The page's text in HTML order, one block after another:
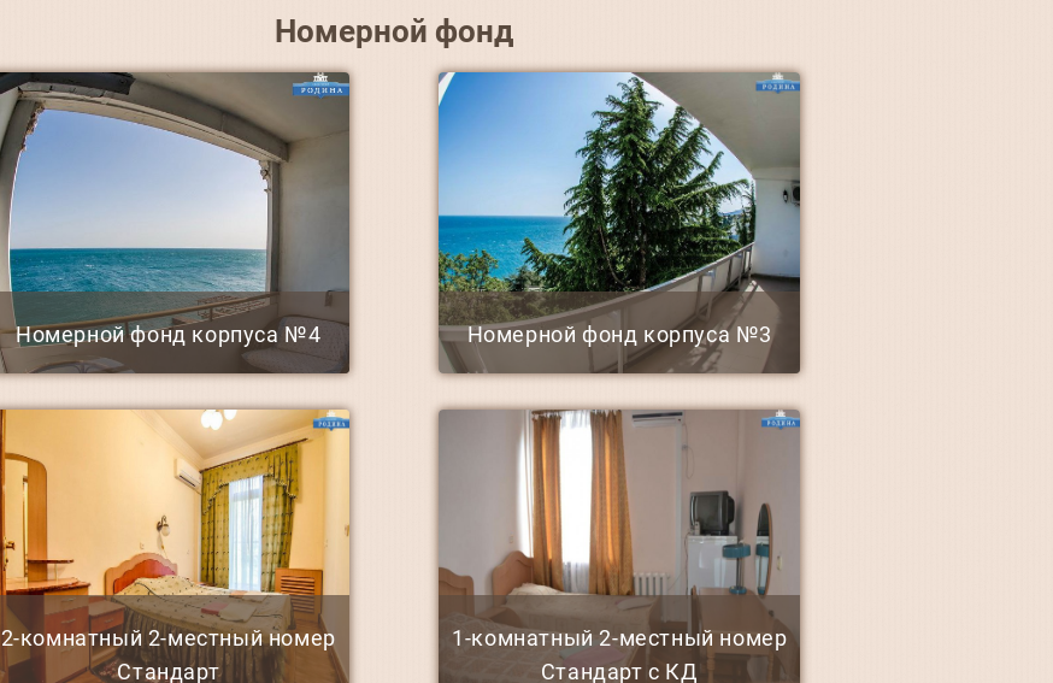
Номерной фонд
Номерной фонд корпуса №4 Номерной фонд корпуса №3
2-комнатный 2-местный номер
Стандарт
1-комнатный 2-местный номер
Стандарт с КД